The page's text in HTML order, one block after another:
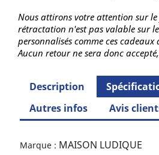
Nous attirons votre attention sur
rétractation n'est pas valable sur
personnalisés comme ces cadeaux
Aucun retour ne sera donc
Description
Autres infos
Avis
Marque : MAISON LUDIQUE